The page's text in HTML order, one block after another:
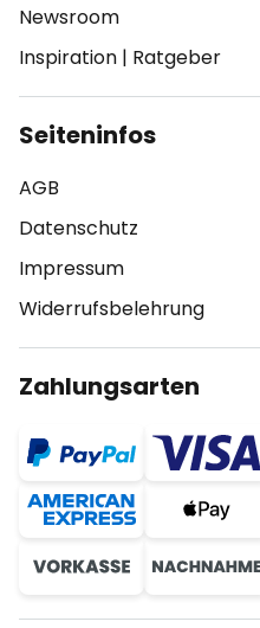
Newsroom
Inspiration | Ratgeber
Seiteninfos
AGB
Datenschutz
Impressum
Widerrufsbelehrung
Zahlungsarten